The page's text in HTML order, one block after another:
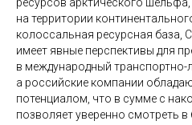
на территории
колоссальная ресурсная база,
имеет явные перспективы для
в международный транспортно-
а российские компании
потенциалом, что в сумме с
позволяет уверенно смотреть в